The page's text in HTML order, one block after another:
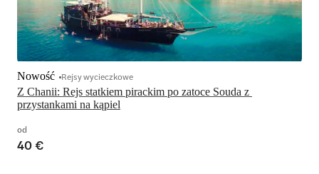
Z Chanii: Rejs statkiem pirackim po zatoce Souda z
przystankami na kąpiel
Nowość Rejsy wycieczkowe
od
40 €